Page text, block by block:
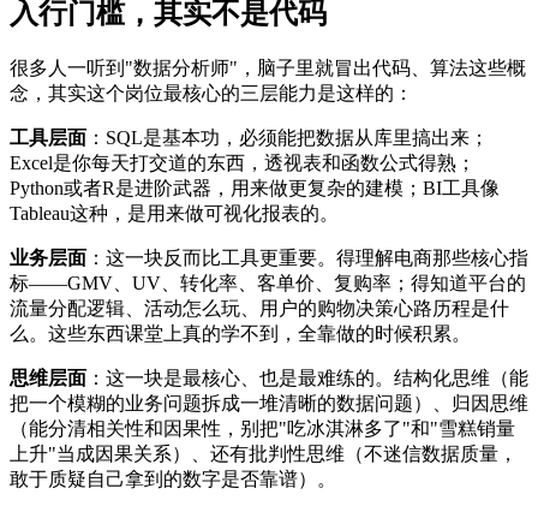
入行门槛，其实不是代码
很多人一听到"数据分析师"，脑子里就冒出代码、算法这些概
念，其实这个岗位最核心的三层能力是这样的：
工具层面 ：SQL是基本功，必须能把数据从库里搞出来；
Excel是你每天打交道的东西，透视表和函数公式得熟；
Python或者R是进阶武器，用来做更复杂的建模；BI工具像
Tableau这种，是用来做可视化报表的。
业务层面 ：这一块反而比工具更重要。得理解电商那些核心指
标——GMV、UV、转化率、客单价、复购率；得知道平台的
流量分配逻辑、活动怎么玩、用户的购物决策心路历程是什
么。这些东西课堂上真的学不到，全靠做的时候积累。
思维层面 ：这一块是最核心、也是最难练的。结构化思维（能
把一个模糊的业务问题拆成一堆清晰的数据问题）、归因思维
（能分清相关性和因果性，别把"吃冰淇淋多了"和"雪糕销量
上升"当成因果关系）、还有批判性思维（不迷信数据质量，
敢于质疑自己拿到的数字是否靠谱）。